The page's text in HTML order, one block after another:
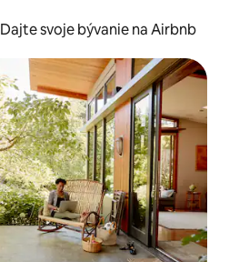
Dajte svoje bývanie na Airbnb